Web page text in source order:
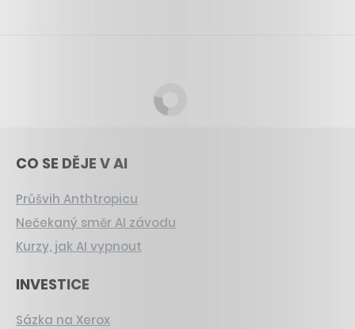
CO SE DĚJE V AI
Průšvih Anthtropicu
Nečekaný směr AI závodu
Kurzy, jak AI vypnout
INVESTICE
Sázka na Xerox